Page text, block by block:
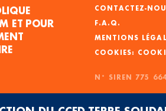
ET POUR
CONTACTEZ-
F.A.Q.
MENTIONS
N° SIREN 775